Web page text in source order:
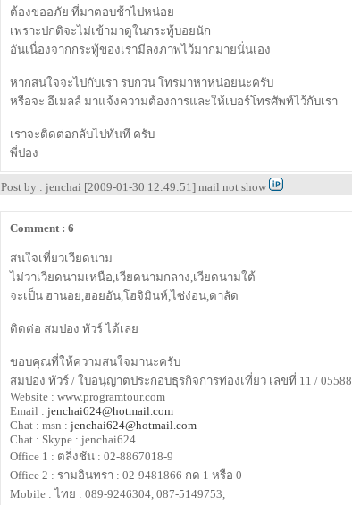
ต้องขออภัย ที่มาตอบช้าไปหน่อย
เพราะปกติจะไม่เข้ามาดูในกระทู้บ่อยนัก
อันเนื่องจากกระทู้ของเรามีลงภาพไว้มากมายนั่นเอง
หากสนใจจะไปกับเรา รบกวน โทรมาหาหน่อยนะครับ
หรือจะ อีเมลล์ มาแจ้งความต้องการและให้เบอร์โทรศัพท์ไว้กับเรา
เราจะติดต่อกลับไปทันที ครับ
พี่ปอง
Post by : jenchai [2009-01-30 12:49:51] mail not show
Comment : 6
สนใจเที่ยวเวียดนาม
ไม่ว่าเวียดนามเหนือ,เวียดนามกลาง,เวียดนามใต้
จะเป็น ฮานอย,ฮอยอัน,โฮจิมินห์,ไซ่ง่อน,ดาลัด
ติดต่อ สมปอง ทัวร์ ได้เลย
ขอบคุณที่ให้ความสนใจมานะครับ
สมปอง ทัวร์ / ใบอนุญาตประกอบธุรกิจการท่องเที่ยว เลขที่ 11 / 05588
Website : www.programtour.com
Email : jenchai624@hotmail.com
Chat : msn : jenchai624@hotmail.com
Chat : Skype : jenchai624
Office 1 : ตลิ่งชัน : 02-8867018-9
Office 2 : รามอินทรา : 02-9481866 กด 1 หรือ 0
Mobile : ไทย : 089-9246304, 087-5149753,